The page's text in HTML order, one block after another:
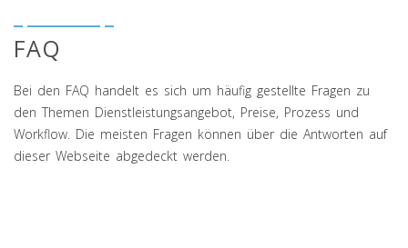
FAQ
Bei den FAQ handelt es sich um häufig gestellte Fragen zu
den Themen Dienstleistungsangebot, Preise, Prozess und
Workflow. Die meisten Fragen können über die Antworten auf
dieser Webseite abgedeckt werden.